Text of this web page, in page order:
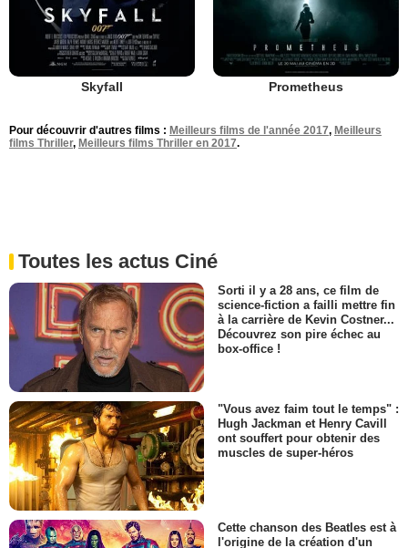
Skyfall Prometheus
Pour découvrir d'autres films : Meilleurs films de l'année 2017, Meilleurs
films Thriller, Meilleurs films Thriller en 2017.
Toutes les actus Ciné
Sorti il y a 28 ans, ce film de
science-fiction a failli mettre fin
à la carrière de Kevin Costner...
Découvrez son pire échec au
box-office !
"Vous avez faim tout le temps" :
Hugh Jackman et Henry Cavill
ont souffert pour obtenir des
muscles de super-héros
Cette chanson des Beatles est à
l'origine de la création d'un